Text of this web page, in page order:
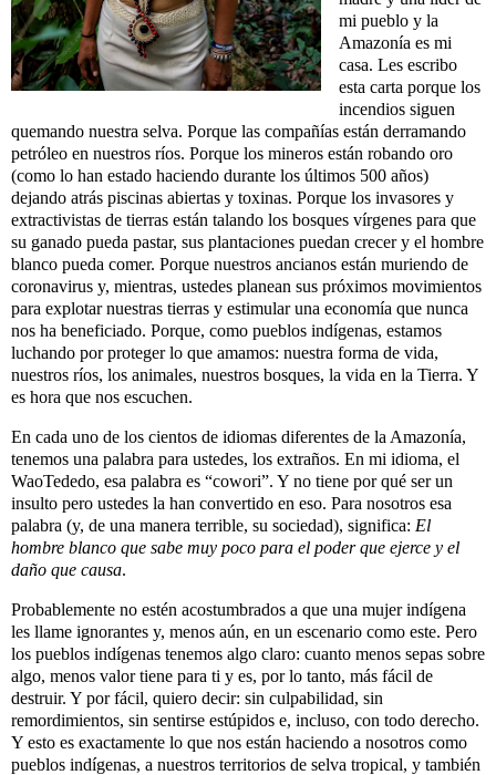
mi pueblo y la
Amazonía es mi
casa. Les escribo
esta carta porque los
incendios siguen
quemando nuestra selva. Porque las compañías están derramando
petróleo en nuestros ríos. Porque los mineros están robando oro
(como lo han estado haciendo durante los últimos 500 años)
dejando atrás piscinas abiertas y toxinas. Porque los invasores y
extractivistas de tierras están talando los bosques vírgenes para que
su ganado pueda pastar, sus plantaciones puedan crecer y el hombre
blanco pueda comer. Porque nuestros ancianos están muriendo de
coronavirus y, mientras, ustedes planean sus próximos movimientos
para explotar nuestras tierras y estimular una economía que nunca
nos ha beneficiado. Porque, como pueblos indígenas, estamos
luchando por proteger lo que amamos: nuestra forma de vida,
nuestros ríos, los animales, nuestros bosques, la vida en la Tierra. Y
es hora que nos escuchen.
En cada uno de los cientos de idiomas diferentes de la Amazonía,
tenemos una palabra para ustedes, los extraños. En mi idioma, el
WaoTededo, esa palabra es “cowori”. Y no tiene por qué ser un
insulto pero ustedes la han convertido en eso. Para nosotros esa
palabra (y, de una manera terrible, su sociedad), significa: El
hombre blanco que sabe muy poco para el poder que ejerce y el
daño que causa.
Probablemente no estén acostumbrados a que una mujer indígena
les llame ignorantes y, menos aún, en un escenario como este. Pero
los pueblos indígenas tenemos algo claro: cuanto menos sepas sobre
algo, menos valor tiene para ti y es, por lo tanto, más fácil de
destruir. Y por fácil, quiero decir: sin culpabilidad, sin
remordimientos, sin sentirse estúpidos e, incluso, con todo derecho.
Y esto es exactamente lo que nos están haciendo a nosotros como
pueblos indígenas, a nuestros territorios de selva tropical, y también